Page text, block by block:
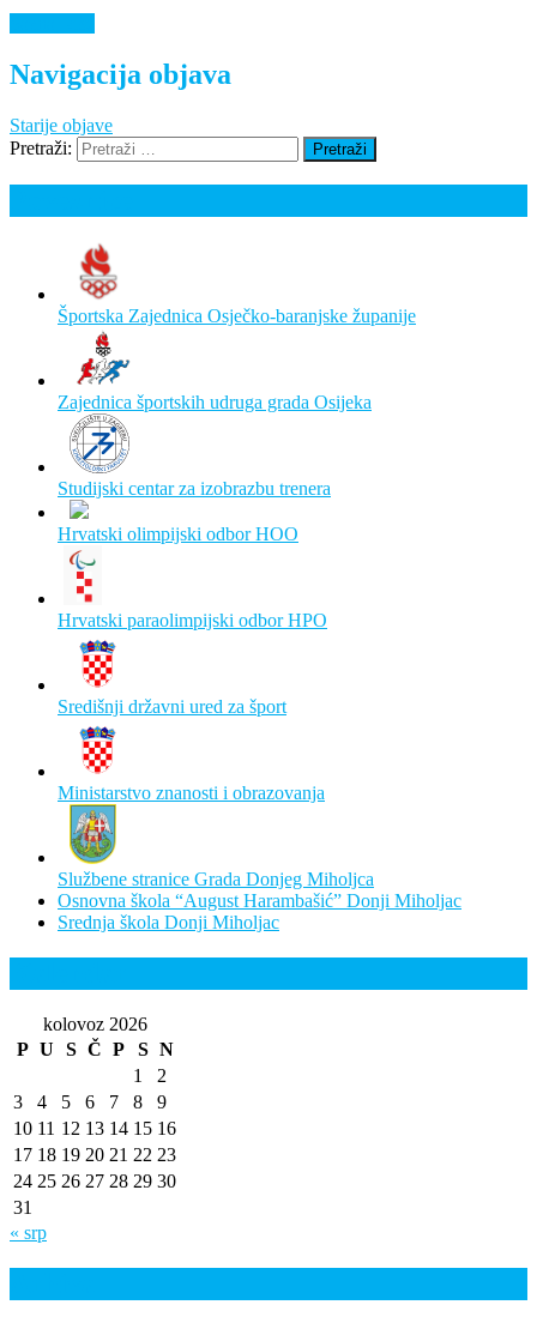
Navigacija objava
Starije objave
Pretraži:
Športska Zajednica Osječko-baranjske županije
Zajednica športskih udruga grada Osijeka
Studijski centar za izobrazbu trenera
Hrvatski olimpijski odbor HOO
Hrvatski paraolimpijski odbor HPO
Središnji državni ured za šport
Ministarstvo znanosti i obrazovanja
Službene stranice Grada Donjeg Miholjca
Osnovna škola “August Harambašić” Donji Miholjac
Srednja škola Donji Miholjac
kolovoz 2026
P U S Č P S N
1
2
3
4 5 6 7 8
9
10 11 12 13 14 15 16
17 18 19 20 21 22 23
24 25 26 27 28 29 30
31
« srp